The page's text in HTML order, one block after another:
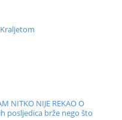
NITKO NIJE REKAO O
posljedica brže nego što